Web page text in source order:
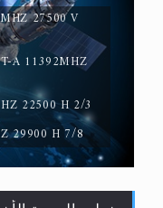
حقيقة المسيح
27500 V
A 11392MHZ
22500 H 2/3
29900 H 7/8